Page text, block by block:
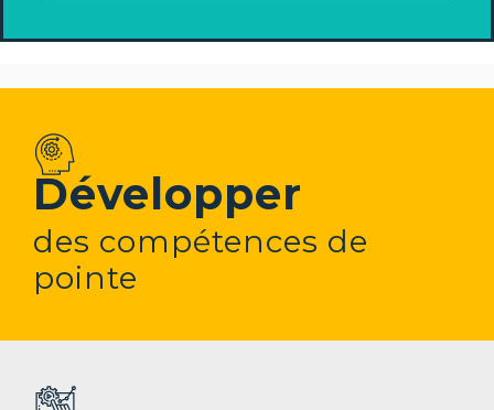
Développer
des compétences de
pointe